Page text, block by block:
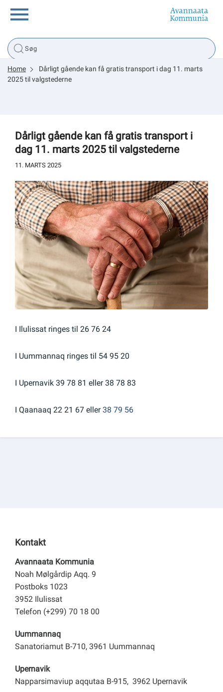
Borger
Erhverv
Tsunami
sullissivik.gl
Planportal
Om kommunen
Home
Dårligt gående kan få gratis transport i dag 11. marts
2025 til valgstederne
Dårligt gående kan få gratis transport i
dag 11. marts 2025 til valgstederne
11. MARTS 2025
I Ilulissat ringes til 26 76 24
I Uummannaq ringes til 54 95 20
I Upernavik 39 78 81 eller 38 78 83
I Qaanaaq 22 21 67 eller38 79 56
Kontakt
Avannaata Kommunia
Noah Mølgårdip Aqq. 9
Postboks 1023
3952 Ilulissat
Telefon (+299) 70 18 00
Uummannaq
Sanatoriamut B-710, 3961 Uummannaq
Upernavik
Napparsimaviup aqqutaa B-915, 3962 Upernavik